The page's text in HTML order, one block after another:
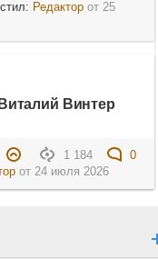
Редакторот 25
Винтер
1 184
0
от 24 июля 2026